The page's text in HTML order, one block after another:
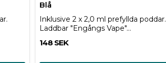
Blå
Inklusive 2 x 2,0 ml prefyllda poddar.
Laddbar "Engångs Vape"…
148 SEK